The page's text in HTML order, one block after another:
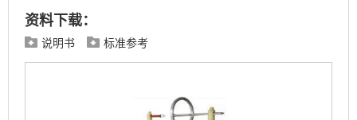
资料下载：
 说明书  标准参考